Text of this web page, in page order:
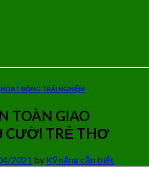
HOẠT ĐỘNG TRẢI NGHIỆM
TOÀN GIAO
CƯỜI TRẺ THƠ
2021 by Kỹ năng cần biết